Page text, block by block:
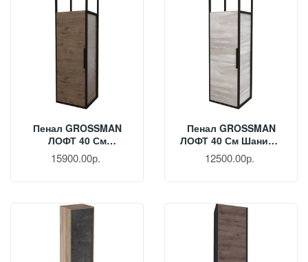
Пенал GROSSMAN
ЛОФТ 40 См
Веллингтон/металл
Черный 304001
15900.00р.
Пенал GROSSMAN
ЛОФТ 40 См Шанико/
Металл Черный
304002
12500.00р.